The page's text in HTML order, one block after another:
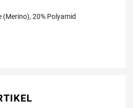
(Merino), 20% Polyamid